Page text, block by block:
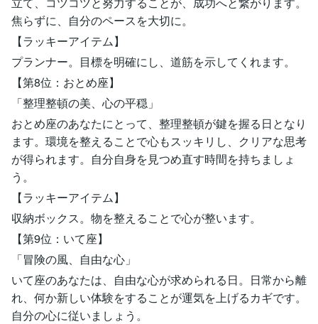
焦らずに、自分のペースを大切に。
【ラッキーアイテム】
プランナー。目標を明確にし、道筋を示してくれます。
【第8位：おとめ座】
「整理整頓の美、心の平穏」
おとめ座のあなたにとって、整理整頓が鍵を握る日となり
ます。環境を整えることで心もスッキリし、クリアな思考
が得られます。自分自身を見つめ直す時間を持ちましょ
う。
【ラッキーアイテム】
収納ボックス。物を整えることで心が整います。
【第9位：いて座】
「冒険の風、自由な心」
いて座のあなたは、自由な心が求められる日。日常から離
れ、何か新しい体験をすることが運気を上げるカギです。
自分の心に従いましょう。